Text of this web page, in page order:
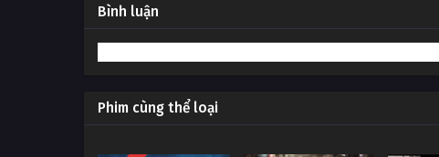
Bình luận
Phim cùng thể loại